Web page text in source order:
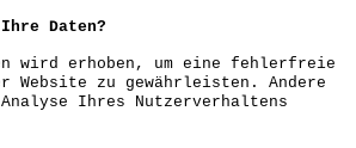
Daten?
wird erhoben, um eine fehlerfreie
Website zu gewährleisten. Andere
Ihres Nutzerverhaltens